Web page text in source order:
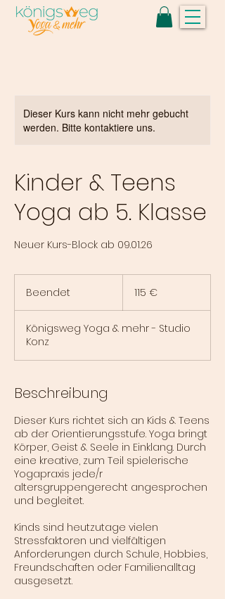
Dieser Kurs kann nicht mehr gebucht
werden. Bitte kontaktiere uns.
Kinder & Teens
Yoga ab 5. Klasse
Neuer Kurs-Block ab 09.01.26
Beendet
n
e
115 €
Königsweg Yoga & mehr - Studio
Konz
Beschreibung
Dieser Kurs richtet sich an Kids & Teens
ab der Orientierungsstufe. Yoga bringt
Körper, Geist & Seele in Einklang. Durch
eine kreative, zum Teil spielerische
Yogapraxis jede/r
altersgruppengerecht angesprochen
und begleitet.
Kinds sind heutzutage vielen
Stressfaktoren und vielfältigen
Anforderungen durch Schule, Hobbies,
Freundschaften oder Familienalltag
ausgesetzt.